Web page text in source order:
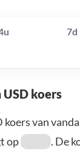
7d
koers
van
op
. De